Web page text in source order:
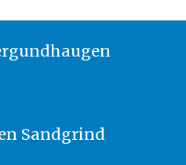
Sandgrind